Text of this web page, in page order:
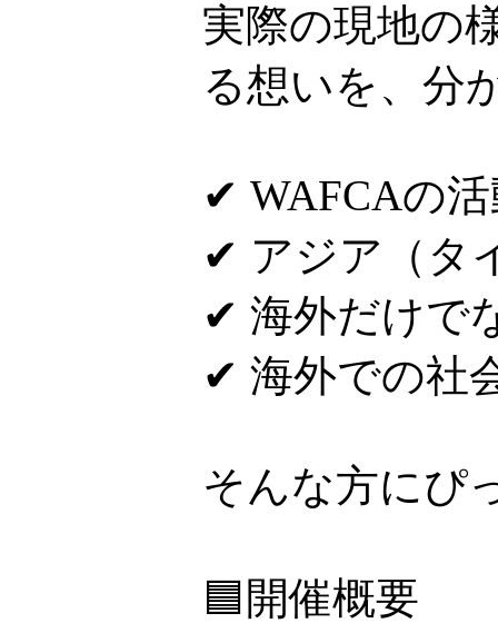
実際の現地の
る想いを、分
✔ WAFCAの
✔ アジア（タ
✔ 海外だけで
✔ 海外での社
そんな方にぴ
🟦開催概要